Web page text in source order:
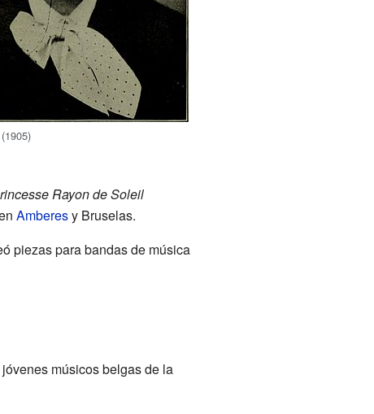
Rayon de Soleil
Amberesy Bruselas.
piezas para bandas de música
músicos belgas de la